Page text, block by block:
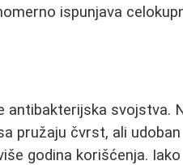
ispunjava
antibakterijska svojstva.
pružaju čvrst, ali udoban
godina korišćenja. Iako